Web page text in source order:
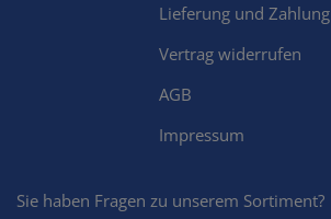
Lieferung und Zahlung
Vertrag widerrufen
AGB
Impressum
Sie haben Fragen zu unserem Sortiment?